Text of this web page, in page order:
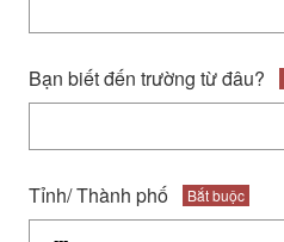
Bạn biết đến trường từ đâu?
Tỉnh/ Thành phố Bắt buộc